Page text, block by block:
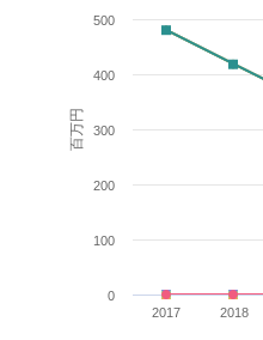
百万円
2017 2018
0
100
200
300
400
500